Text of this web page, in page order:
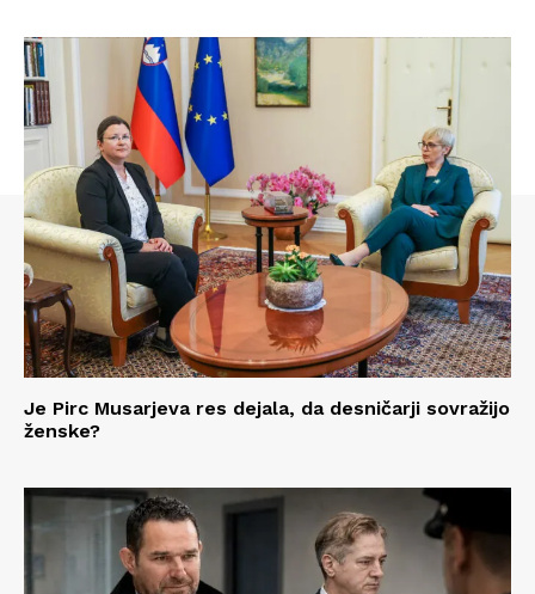
Je Pirc Musarjeva res dejala, da desničarji sovražijo
ženske?